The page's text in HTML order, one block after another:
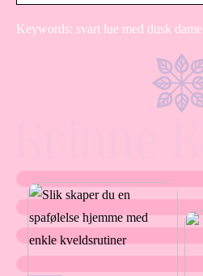
Keywords: svart lue med dusk dame